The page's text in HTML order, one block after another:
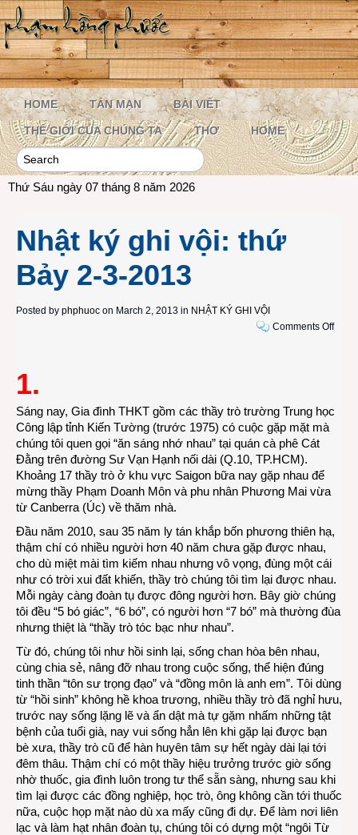
HOME TẢN MẠN BÀI VIẾT
THẾ GIỚI CỦA CHÚNG TA THƠ HOME
Thứ Sáu ngày 07 tháng 8 năm 2026
Nhật ký ghi vội: thứ
Bảy 2-3-2013
Posted by phphuoc on March 2, 2013 in NHẬT KÝ GHI VỘI
Comments Offon
1.
Sáng nay, Gia đình THKT gồm các thầy trò trường Trung học
Công lập tỉnh Kiến Tường (trước 1975) có cuộc gặp mặt mà
chúng tôi quen gọi “ăn sáng nhớ nhau” tại quán cà phê Cát
Đằng trên đường Sư Vạn Hạnh nối dài (Q.10, TP.HCM).
Khoảng 17 thầy trò ở khu vực Saigon bữa nay gặp nhau để
mừng thầy Phạm Doanh Môn và phu nhân Phương Mai vừa
từ Canberra (Úc) về thăm nhà.
Đầu năm 2010, sau 35 năm ly tán khắp bốn phương thiên hạ,
thậm chí có nhiều người hơn 40 năm chưa gặp được nhau,
cho dù miệt mài tìm kiếm nhau nhưng vô vọng, đùng một cái
như có trời xui đất khiến, thầy trò chúng tôi tìm lại được nhau.
Mỗi ngày càng đoàn tụ được đông người hơn. Bây giờ chúng
tôi đều “5 bó giác”, “6 bó”, có người hơn “7 bó” mà thường đùa
nhưng thiệt là “thầy trò tóc bạc như nhau”.
Từ đó, chúng tôi như hồi sinh lại, sống chan hòa bên nhau,
cùng chia sẻ, nâng đỡ nhau trong cuộc sống, thể hiện đúng
tinh thần “tôn sư trọng đạo” và “đồng môn là anh em”. Tôi dùng
từ “hồi sinh” không hề khoa trương, nhiều thầy trò đã nghỉ hưu,
trước nay sống lặng lẽ và ẩn dật mà tự gặm nhấm những tật
bệnh của tuổi già, nay vui sống hẳn lên khi gặp lại được bạn
bè xưa, thầy trò cũ để hàn huyên tâm sự hết ngày dài lại tới
đêm thâu. Thậm chí có một thầy hiệu trưởng trước giờ sống
nhờ thuốc, gia đình luôn trong tư thể sẵn sàng, nhưng sau khi
tìm lại được các đồng nghiệp, học trò, ông không cần tới thuốc
nữa, cuộc họp mặt nào dù xa mấy cũng đi dự. Để làm nơi liên
lạc và làm hạt nhân đoàn tụ, chúng tôi có dựng một “ngôi Từ